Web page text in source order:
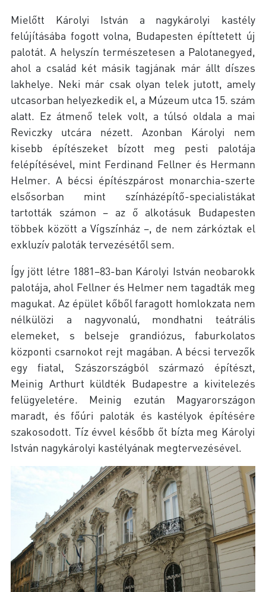
Mielőtt Károlyi István a nagykárolyi kastély
felújításába fogott volna, Budapesten építtetett új
palotát. A helyszín természetesen a Palotanegyed,
ahol a család két másik tagjának már állt díszes
lakhelye. Neki már csak olyan telek jutott, amely
utcasorban helyezkedik el, a Múzeum utca 15. szám
alatt. Ez átmenő telek volt, a túlsó oldala a mai
Reviczky utcára nézett. Azonban Károlyi nem
kisebb építészeket bízott meg pesti palotája
felépítésével, mint Ferdinand Fellner és Hermann
Helmer. A bécsi építészpárost monarchia-szerte
elsősorban mint színházépítő-specialistákat
tartották számon – az ő alkotásuk Budapesten
többek között a Vígszínház –, de nem zárkóztak el
exkluzív paloták tervezésétől sem.
Így jött létre 1881–83-ban Károlyi István neobarokk
palotája, ahol Fellner és Helmer nem tagadták meg
magukat. Az épület kőből faragott homlokzata nem
nélkülözi a nagyvonalú, mondhatni teátrális
elemeket, s belseje grandiózus, faburkolatos
központi csarnokot rejt magában. A bécsi tervezők
egy fiatal, Szászországból származó építészt,
Meinig Arthurt küldték Budapestre a kivitelezés
felügyeletére. Meinig ezután Magyarországon
maradt, és főúri paloták és kastélyok építésére
szakosodott. Tíz évvel később őt bízta meg Károlyi
István nagykárolyi kastélyának megtervezésével.